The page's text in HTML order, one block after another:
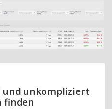
und unkompliziert
finden